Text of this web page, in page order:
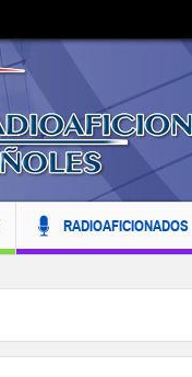
RADIOAFICIONADOS